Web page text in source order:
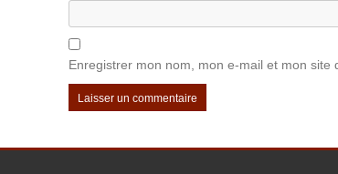
Enregistrer mon nom, mon e-mail et mon